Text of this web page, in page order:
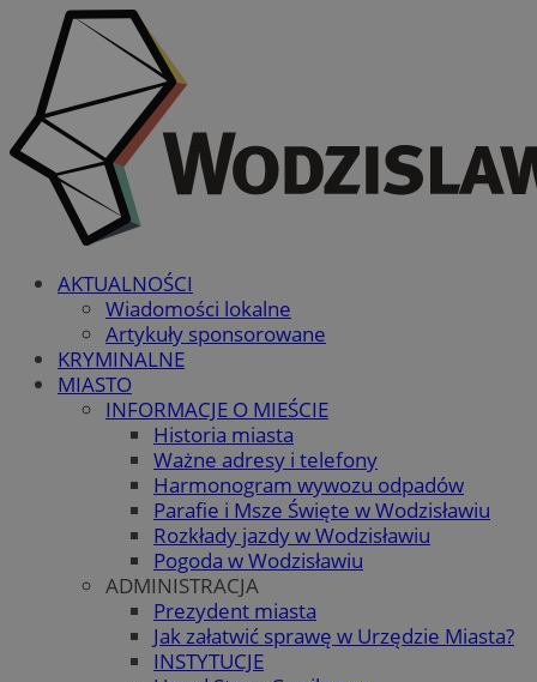
AKTUALNOŚCI
Wiadomości lokalne
Artykuły sponsorowane
KRYMINALNE
MIASTO
INFORMACJE O MIEŚCIE
Historia miasta
Ważne adresy i telefony
Harmonogram wywozu odpadów
Parafie i Msze Święte w Wodzisławiu
Rozkłady jazdy w Wodzisławiu
Pogoda w Wodzisławiu
ADMINISTRACJA
Prezydent miasta
Jak załatwić sprawę w Urzędzie Miasta?
INSTYTUCJE